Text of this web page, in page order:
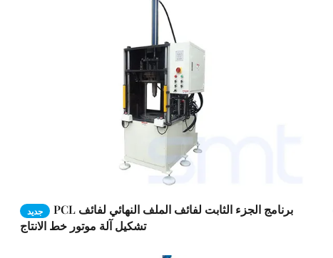
جديد
PCL برنامج الجزء الثابت لفائف الملف النهائي لفائف
تشكيل آلة موتور خط الانتاج